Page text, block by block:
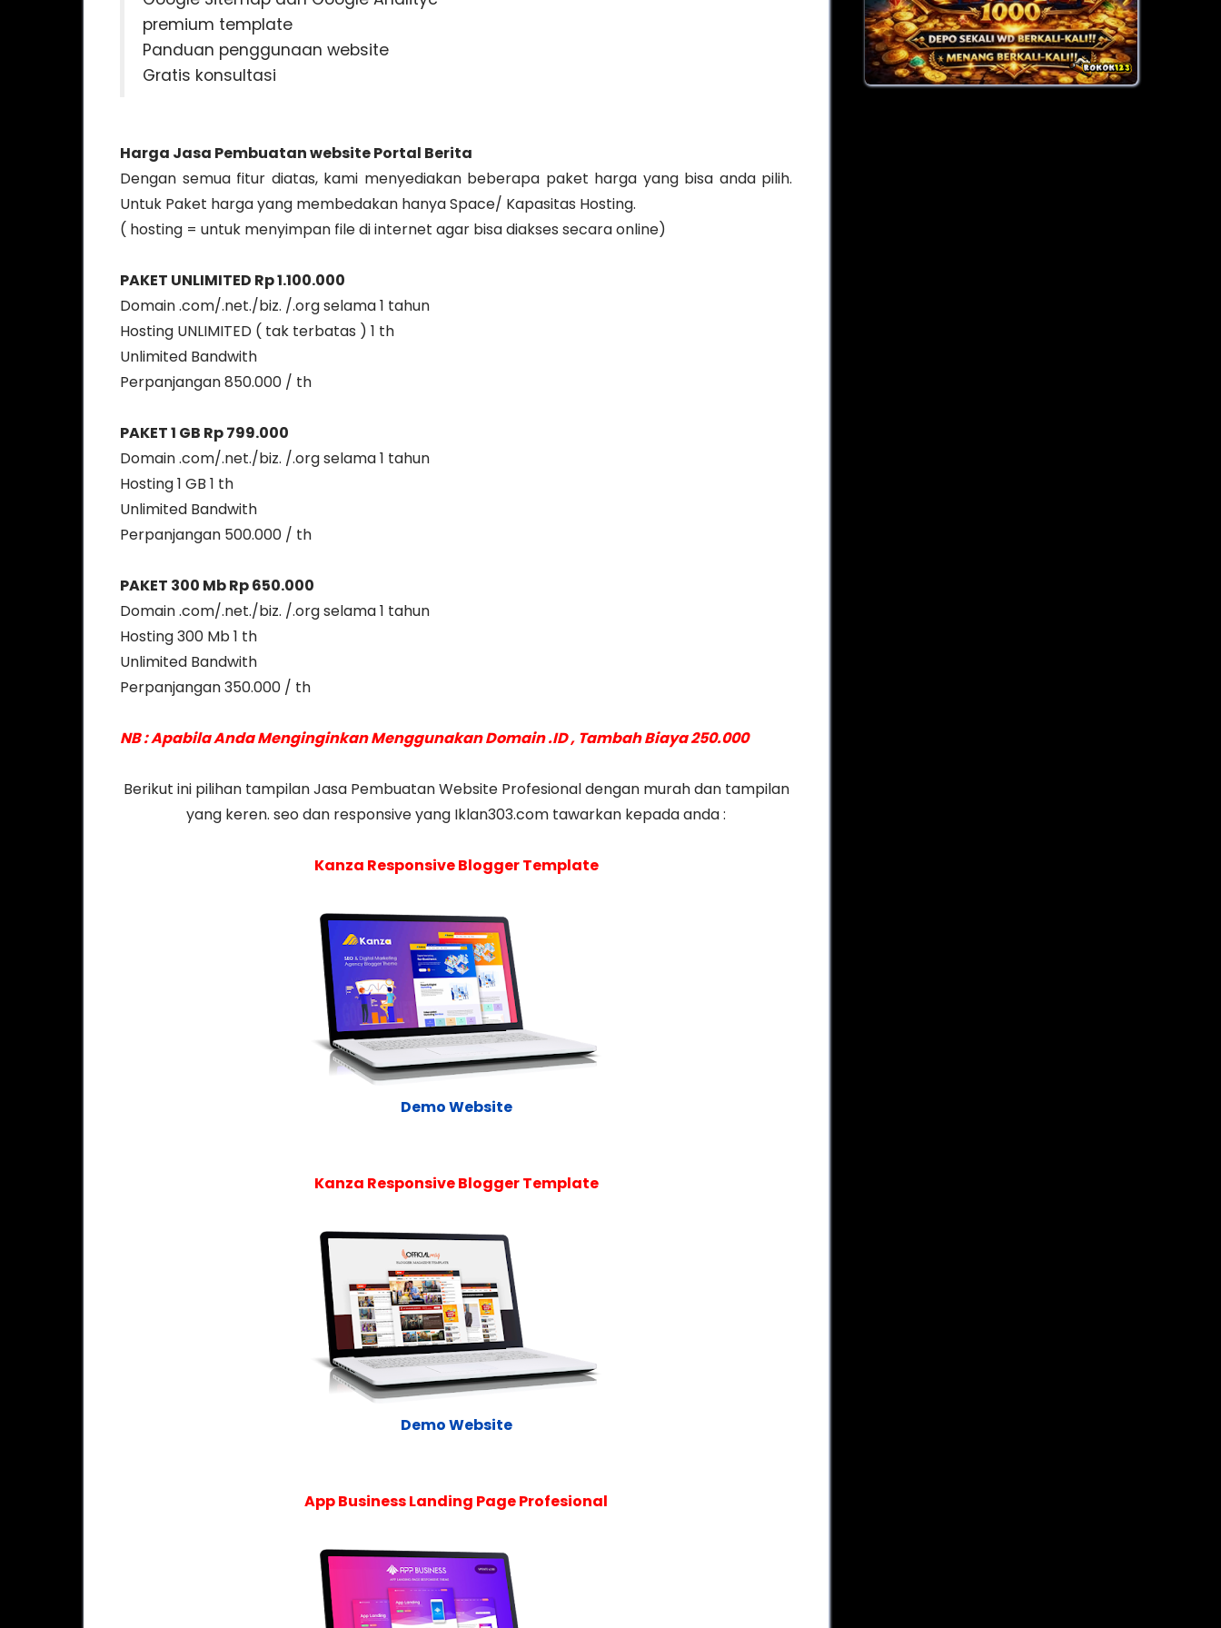
premium template
Panduan penggunaan website
Gratis konsultasi
Harga Jasa Pembuatan website Portal Berita
Dengan semua fitur diatas, kami menyediakan beberapa paket harga yang bisa anda pilih.
Untuk Paket harga yang membedakan hanya Space/ Kapasitas Hosting.
( hosting = untuk menyimpan file di internet agar bisa diakses secara online)
PAKET UNLIMITED Rp 1.100.000
Domain .com/.net./biz. /.org selama 1 tahun
Hosting UNLIMITED ( tak terbatas ) 1 th
Unlimited Bandwith
Perpanjangan 850.000 / th
PAKET 1 GB Rp 799.000
Domain .com/.net./biz. /.org selama 1 tahun
Hosting 1 GB 1 th
Unlimited Bandwith
Perpanjangan 500.000 / th
PAKET 300 Mb Rp 650.000
Domain .com/.net./biz. /.org selama 1 tahun
Hosting 300 Mb 1 th
Unlimited Bandwith
Perpanjangan 350.000 / th
NB : Apabila Anda Menginginkan Menggunakan Domain .ID , Tambah Biaya 250.000
Berikut ini pilihan tampilan Jasa Pembuatan Website Profesional dengan murah dan tampilan
yang keren. seo dan responsive yang Iklan303.com tawarkan kepada anda :
Kanza Responsive Blogger Template
Demo Website
Kanza Responsive Blogger Template
Demo Website
App Business Landing Page Profesional